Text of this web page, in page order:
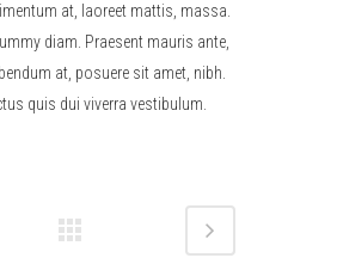
at, laoreet mattis, massa.
diam. Praesent mauris ante,
at, posuere sit amet, nibh.
quis dui viverra vestibulum.